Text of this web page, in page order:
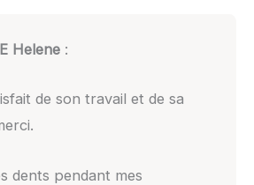
Helene:
de son travail et de sa
dents pendant mes